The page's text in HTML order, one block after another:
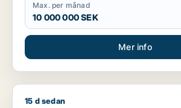
Max. per månad
10 000 000 SEK
Mer info
Jai söker butik för uthyrning i
15 d sedan